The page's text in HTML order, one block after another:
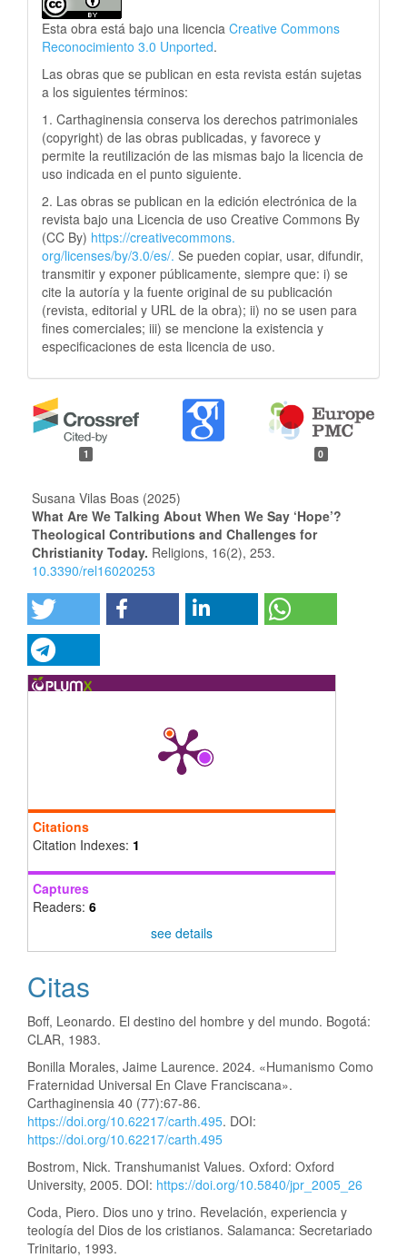
Esta obra está bajo una licencia Creative Commons
Reconocimiento 3.0 Unported.
Las obras que se publican en esta revista están sujetas
a los siguientes términos:
1. Carthaginensia conserva los derechos patrimoniales
(copyright) de las obras publicadas, y favorece y
permite la reutilización de las mismas bajo la licencia de
uso indicada en el punto siguiente.
2. Las obras se publican en la edición electrónica de la
revista bajo una Licencia de uso Creative Commons By
(CC By) https://creativecommons.
org/licenses/by/3.0/es/. Se pueden copiar, usar, difundir,
transmitir y exponer públicamente, siempre que: i) se
cite la autoría y la fuente original de su publicación
(revista, editorial y URL de la obra); ii) no se usen para
fines comerciales; iii) se mencione la existencia y
especificaciones de esta licencia de uso.
1 0
Susana Vilas Boas (2025)
What Are We Talking About When We Say ‘Hope’?
Theological Contributions and Challenges for
Christianity Today. Religions, 16(2), 253.
10.3390/rel16020253
Citations
Citation Indexes: 1
Captures
Readers: 6
see details
Citas
Boff, Leonardo. El destino del hombre y del mundo. Bogotá:
CLAR, 1983.
Bonilla Morales, Jaime Laurence. 2024. «Humanismo Como
Fraternidad Universal En Clave Franciscana».
Carthaginensia 40 (77):67-86.
https://doi.org/10.62217/carth.495. DOI:
https://doi.org/10.62217/carth.495
Bostrom, Nick. Transhumanist Values. Oxford: Oxford
University, 2005. DOI: https://doi.org/10.5840/jpr_2005_26
Coda, Piero. Dios uno y trino. Revelación, experiencia y
teología del Dios de los cristianos. Salamanca: Secretariado
Trinitario, 1993.